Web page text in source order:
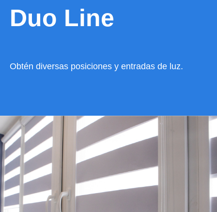
Duo Line
Obtén diversas posiciones y entradas de luz.